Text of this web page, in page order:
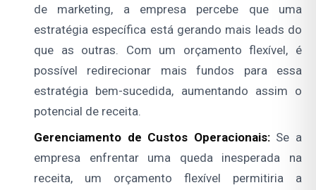
de marketing, a empresa percebe que uma
estratégia específica está gerando mais leads do
que as outras. Com um orçamento flexível, é
possível redirecionar mais fundos para essa
estratégia bem-sucedida, aumentando assim o
potencial de receita.
Gerenciamento de Custos Operacionais: Se a
empresa enfrentar uma queda inesperada na
receita, um orçamento flexível permitiria a